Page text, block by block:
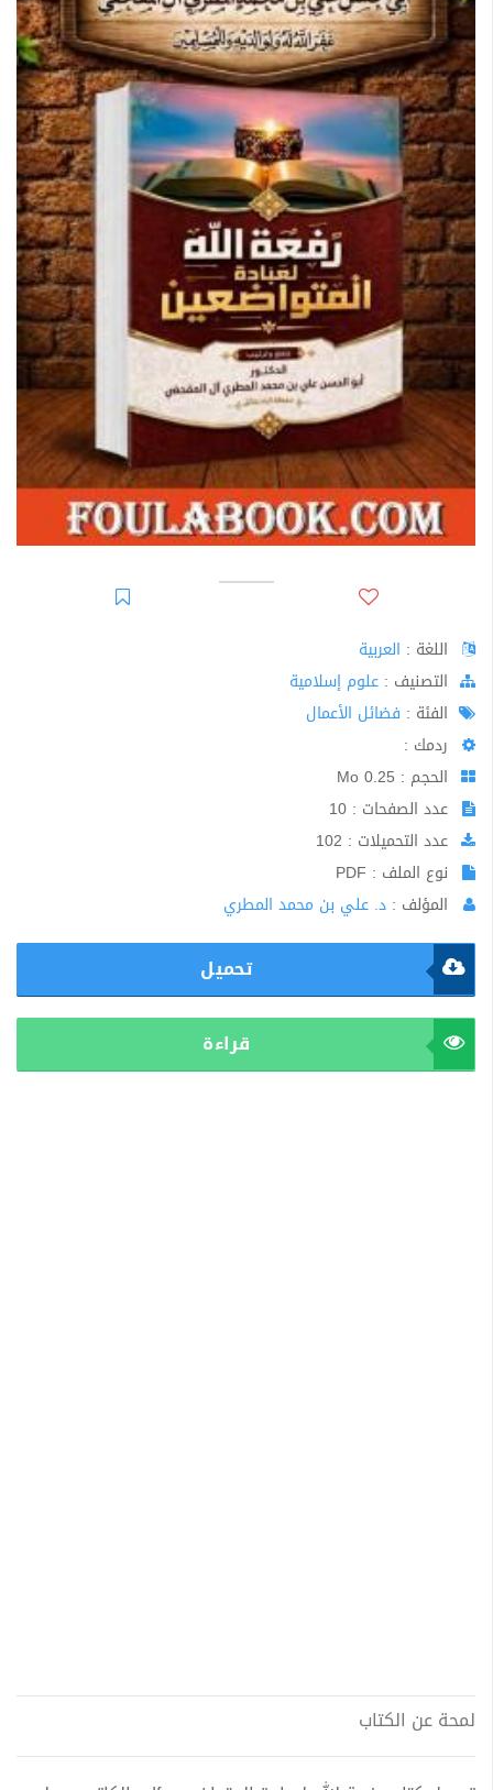
اللغة : العربية
اﻟﺘﺼﻨﻴﻒ : علوم إسلامية
الفئة : فضائل الأعمال
ردمك :
الحجم : 0.25 Mo
عدد الصفحات : 10
عدد التحميلات : 102
نوع الملف : PDF
المؤلف : د. علي بن محمد المطري
تحميل
قراءة
لمحة عن الكتاب